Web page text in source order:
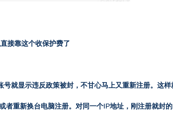
接靠这个收保护费了
就显示违反政策被封，不甘心马上又重新注册。这
重新换台电脑注册。对同一个IP地址，刚注册就封